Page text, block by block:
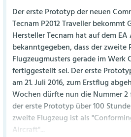
Der erste Prototyp der neuen
Tecnam P2012 Traveller bekommt
Hersteller Tecnam hat auf dem
bekanntgegeben, dass der zweite
Flugzeugmusters gerade im Werk
fertiggestellt sei. Der erste
am 21. Juli 2016, zum Erstflug
Wochen dürfte nun die Nummer
der erste Prototyp über 100
zweite Flugzeug ist als
Aircraft"...